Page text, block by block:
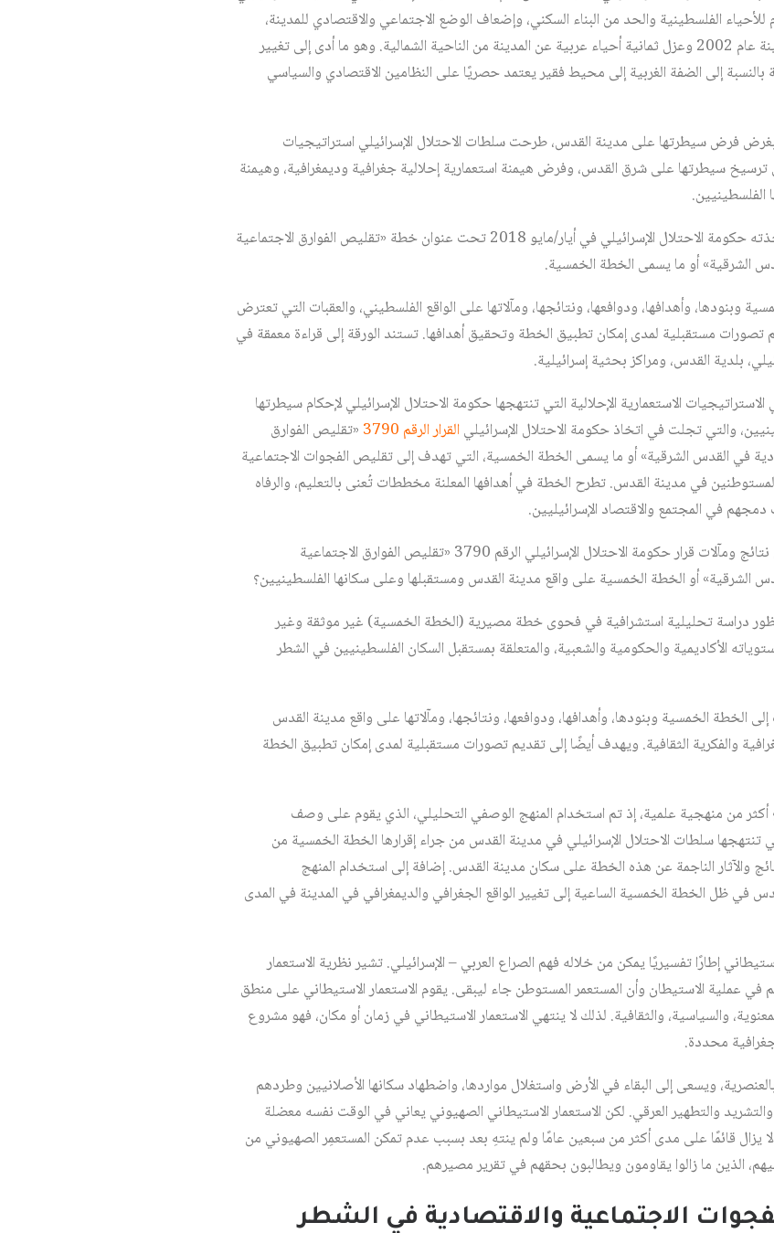
للأحياء الفلسطينية والحد من البناء السكني، وإضعاف الوضع الاجتماعي والاقتصادي للمدينة،
فضلًا عن تشييد الجدار العازل حول المدينة عام 2002 وعزل ثمانية أحياء عربية عن المدينة من الناحية الشمالية. وهو ما أدى إلى تغيير
إلى الضفة الغربية إلى محيط فقير يعتمد حصريًا على النظامين الاقتصادي والسياسي
فرض سيطرتها على مدينة القدس، طرحت سلطات الاحتلال الإسرائيلي استراتيجيات
سيطرتها على شرق القدس، وفرض هيمنة استعمارية إحلالية جغرافية وديمغرافية، وهيمنة
الفلسطينيين.
كانت آخر هذه المخططات القرار الذي اتخذته حكومة الاحتلال الإسرائيلي في أيار/مايو 2018 تحت عنوان خطة «تقليص الفوارق الاجتماعية
الشرقية» أو ما يسمى الخطة الخمسية.
وبنودها، وأهدافها، ودوافعها، ونتائجها، ومآلاتها على الواقع الفلسطيني، والعقبات التي تعترض
تصورات مستقبلية لمدى إمكان تطبيق الخطة وتحقيق أهدافها. تستند الورقة إلى قراءة معمقة في
بلدية القدس، ومراكز بحثية إسرائيلية.
الاستعمارية الإحلالية التي تنتهجها حكومة الاحتلال الإسرائيلي لإحكام سيطرتها
والتي تجلت في اتخاذ حكومة الاحتلال الإسرائيليالقرار الرقم 3790
«تقليص الفوارق
في القدس الشرقية» أو ما يسمى الخطة الخمسية، التي تهدف إلى تقليص الفجوات الاجتماعية
في مدينة القدس. تطرح الخطة في أهدافها المعلنة مخططات تُعنى بالتعليم، والرفاه
في المجتمع والاقتصاد الإسرائيليين.
يقودنا هذا إلى تساؤل رئيسي هو: ما هي نتائج ومآلات قرار حكومة الاحتلال الإسرائيلي الرقم 3790 «تقليص الفوارق الاجتماعية
الشرقية» أو الخطة الخمسية على واقع مدينة القدس ومستقبلها وعلى سكانها الفلسطينيين؟
دراسة تحليلية استشرافية في فحوى خطة مصيرية (الخطة الخمسية) غير موثقة وغير
الأكاديمية والحكومية والشعبية، والمتعلقة بمستقبل السكان الفلسطينيين في الشطر
الخطة الخمسية وبنودها، وأهدافها، ودوافعها، ونتائجها، ومآلاتها على واقع مدينة القدس
والفكرية الثقافية. ويهدف أيضًا إلى تقديم تصورات مستقبلية لمدى إمكان تطبيق الخطة
من منهجية علمية، إذ تم استخدام المنهج الوصفي التحليلي، الذي يقوم على وصف
تنتهجها سلطات الاحتلال الإسرائيلي في مدينة القدس من جراء إقرارها الخطة الخمسية من
والآثار الناجمة عن هذه الخطة على سكان مدينة القدس. إضافة إلى استخدام المنهج
في ظل الخطة الخمسية الساعية إلى تغيير الواقع الجغرافي والديمغرافي في المدينة في المدى
إطارًا تفسيريًا يمكن من خلاله فهم الصراع العربي – الإسرائيلي. تشير نظرية الاستعمار
في عملية الاستيطان وأن المستعمر المستوطن جاء ليبقى. يقوم الاستعمار الاستيطاني على منطق
والسياسية، والثقافية. لذلك لا ينتهي الاستعمار الاستيطاني في زمان أو مكان، فهو مشروع
محددة.
ويسعى إلى البقاء في الأرض واستغلال مواردها، واضطهاد سكانها الأصلانيين وطردهم
والتطهير العرقي. لكن الاستعمار الاستيطاني الصهيوني يعاني في الوقت نفسه معضلة
لا يزال قائمًا على مدى أكثر من سبعين عامًا ولم ينتهِ بعد بسبب عدم تمكن المستعمِر الصهيوني من
الذين ما زالوا يقاومون ويطالبون بحقهم في تقرير مصيرهم.
الاجتماعية والاقتصادية في الشطر